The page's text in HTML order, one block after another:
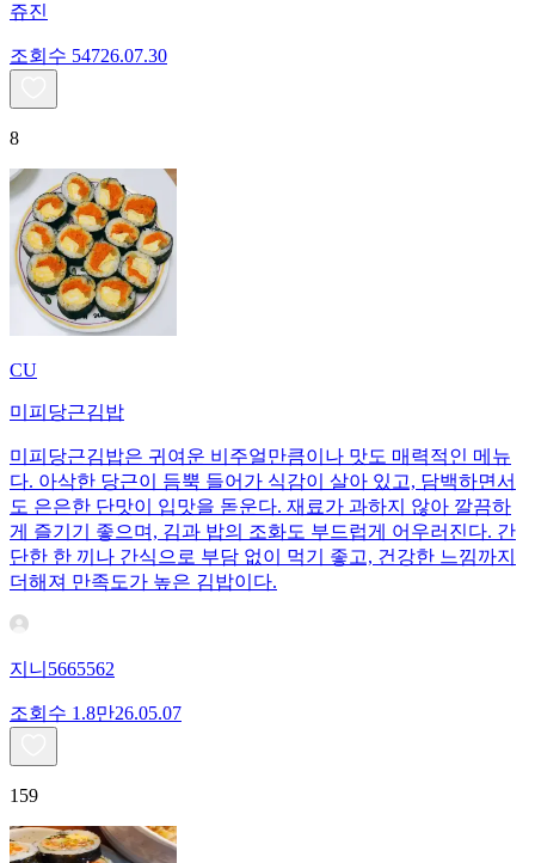
쥬진
조회수 54726.07.30
8
CU
미피당근김밥
미피당근김밥은 귀여운 비주얼만큼이나 맛도 매력적인 메뉴
다. 아삭한 당근이 듬뿍 들어가 식감이 살아 있고, 담백하면서
도 은은한 단맛이 입맛을 돋운다. 재료가 과하지 않아 깔끔하
게 즐기기 좋으며, 김과 밥의 조화도 부드럽게 어우러진다. 간
단한 한 끼나 간식으로 부담 없이 먹기 좋고, 건강한 느낌까지
더해져 만족도가 높은 김밥이다.
지니5665562
조회수 1.8만26.05.07
159